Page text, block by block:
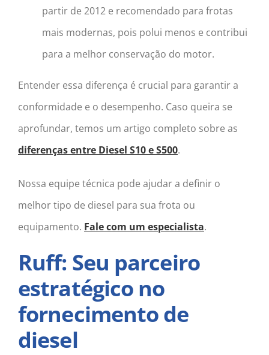
partir de 2012 e recomendado para frotas
mais modernas, pois polui menos e contribui
para a melhor conservação do motor.
Entender essa diferença é crucial para garantir a
conformidade e o desempenho. Caso queira se
aprofundar, temos um artigo completo sobre as
diferenças entre Diesel S10 e S500.
Nossa equipe técnica pode ajudar a definir o
melhor tipo de diesel para sua frota ou
equipamento. Fale com um especialista.
Ruff: Seu parceiro
estratégico no
fornecimento de
diesel